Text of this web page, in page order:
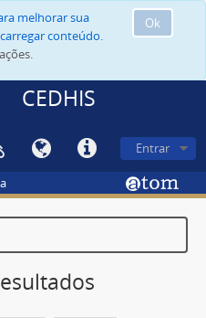
Ok
melhorar sua
conteúdo.
CEDHIS
Entrar